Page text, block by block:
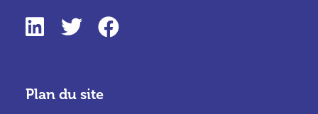
Plan du site